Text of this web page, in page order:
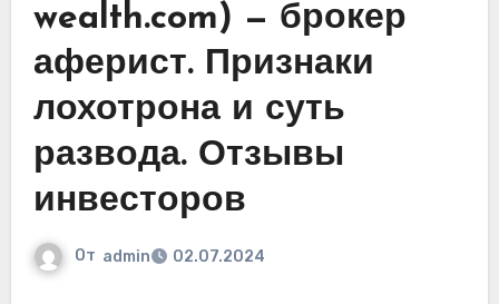
wealth.com) — брокер
аферист. Признаки
лохотрона и суть
развода. Отзывы
инвесторов
От admin 02.07.2024